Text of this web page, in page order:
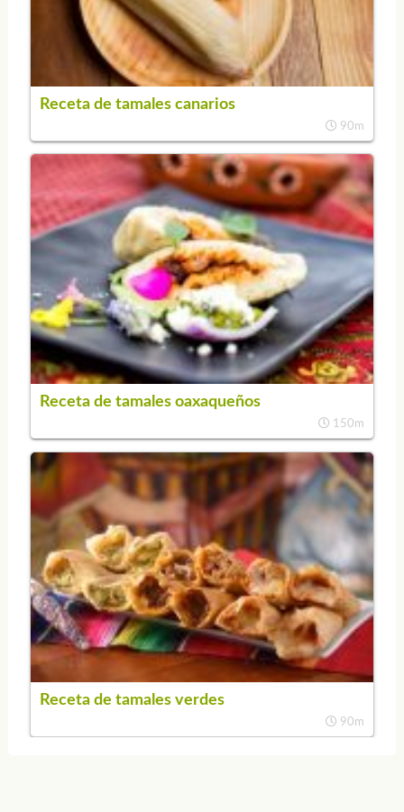
Receta de tamales canarios
90m
Receta de tamales oaxaqueños
150m
Receta de tamales verdes
90m